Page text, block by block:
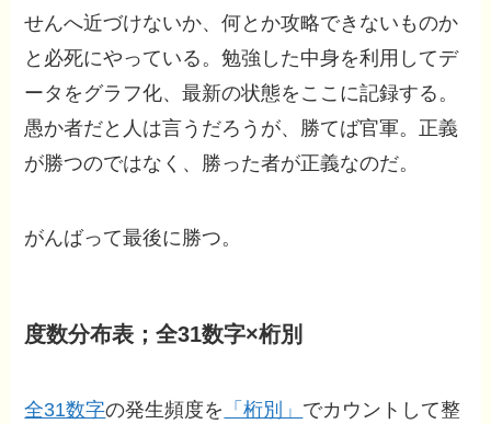
せんへ近づけないか、何とか攻略できないものか
と必死にやっている。勉強した中身を利用してデ
ータをグラフ化、最新の状態をここに記録する。
愚か者だと人は言うだろうが、勝てば官軍。正義
が勝つのではなく、勝った者が正義なのだ。
がんばって最後に勝つ。
度数分布表；全31数字×桁別
全31数字の発生頻度を 「桁別」 でカウントして整